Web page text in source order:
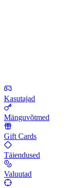
Kasutajad
Mänguvõtmed
Gift Cards
Täiendused
Valuutad